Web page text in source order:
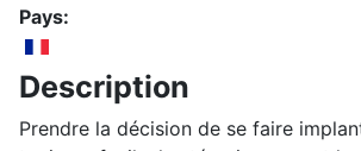
Pays:
Description
Prendre la décision de se faire